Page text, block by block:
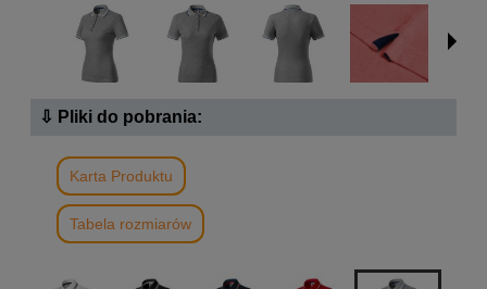
⇩ Pliki do pobrania:
Karta Produktu
Tabela rozmiarów